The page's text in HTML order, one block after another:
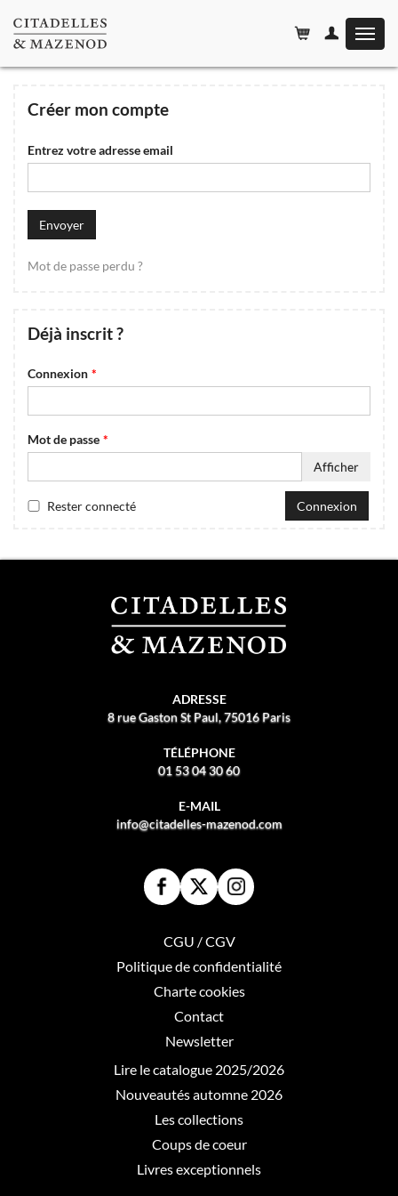
le
menu
Créer mon compte
Entrez votre adresse email
Envoyer
Mot de passe perdu ?
Déjà inscrit ?
Connexion
Mot de passe
Afficher
Rester connecté Connexion
ADRESSE
8 rue Gaston St Paul, 75016 Paris
TÉLÉPHONE
01 53 04 30 60
E-MAIL
info@citadelles-mazenod.com
CGU / CGV
Politique de confidentialité
Charte cookies
Contact
Newsletter
Lire le catalogue 2025/2026
Nouveautés automne 2026
Les collections
Coups de coeur
Livres exceptionnels